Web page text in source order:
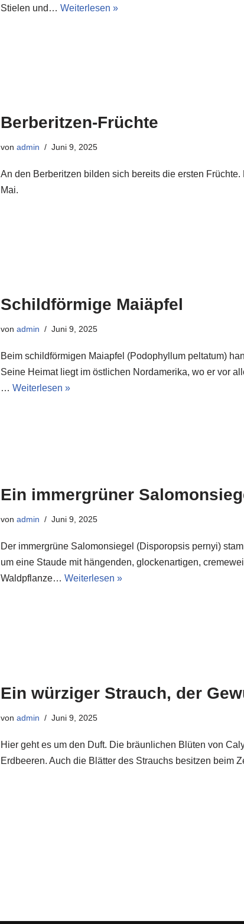
Stielen und… Weiterlesen »
Berberitzen-Früchte
von admin Juni 9, 2025
An den Berberitzen bilden sich bereits die ersten
Mai.
Schildförmige Maiäpfel
von admin Juni 9, 2025
Beim schildförmigen Maiapfel (Podophyllum peltatum)
Seine Heimat liegt im östlichen Nordamerika, wo er vor
… Weiterlesen »
Ein immergrüner
von admin Juni 9, 2025
Der immergrüne Salomonsiegel (Disporopsis pernyi)
um eine Staude mit hängenden, glockenartigen,
Waldpflanze… Weiterlesen »
Ein würziger Strauch, der
von admin Juni 9, 2025
Hier geht es um den Duft. Die bräunlichen Blüten von
Erdbeeren. Auch die Blätter des Strauchs besitzen beim